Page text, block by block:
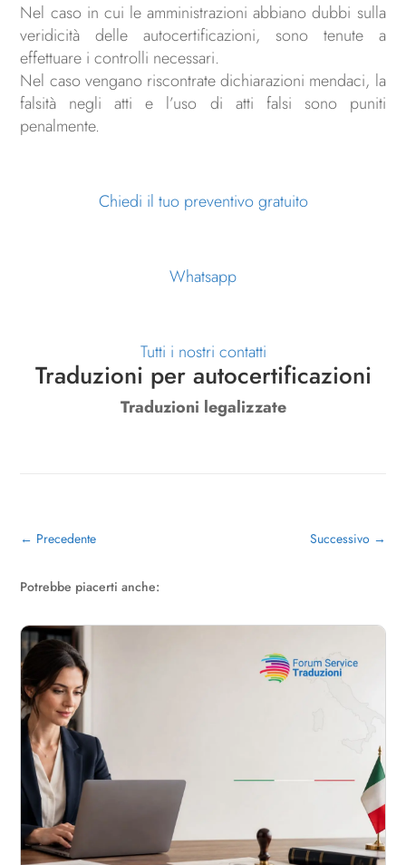
Nel caso in cui le amministrazioni abbiano dubbi sulla
veridicità delle autocertificazioni, sono tenute a
effettuare i controlli necessari.
Nel caso vengano riscontrate dichiarazioni mendaci, la
falsità negli atti e l’uso di atti falsi sono puniti
penalmente.
Chiedi il tuo preventivo gratuito
Whatsapp
Tutti i nostri contatti
Traduzioni per autocertificazioni
Traduzioni legalizzate
← Precedente Successivo→
Potrebbe piacerti anche: